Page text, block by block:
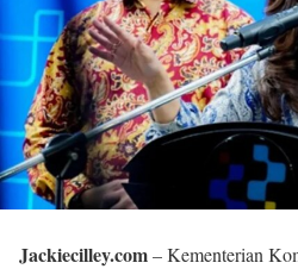
Jackiecilley.com– Kementerian